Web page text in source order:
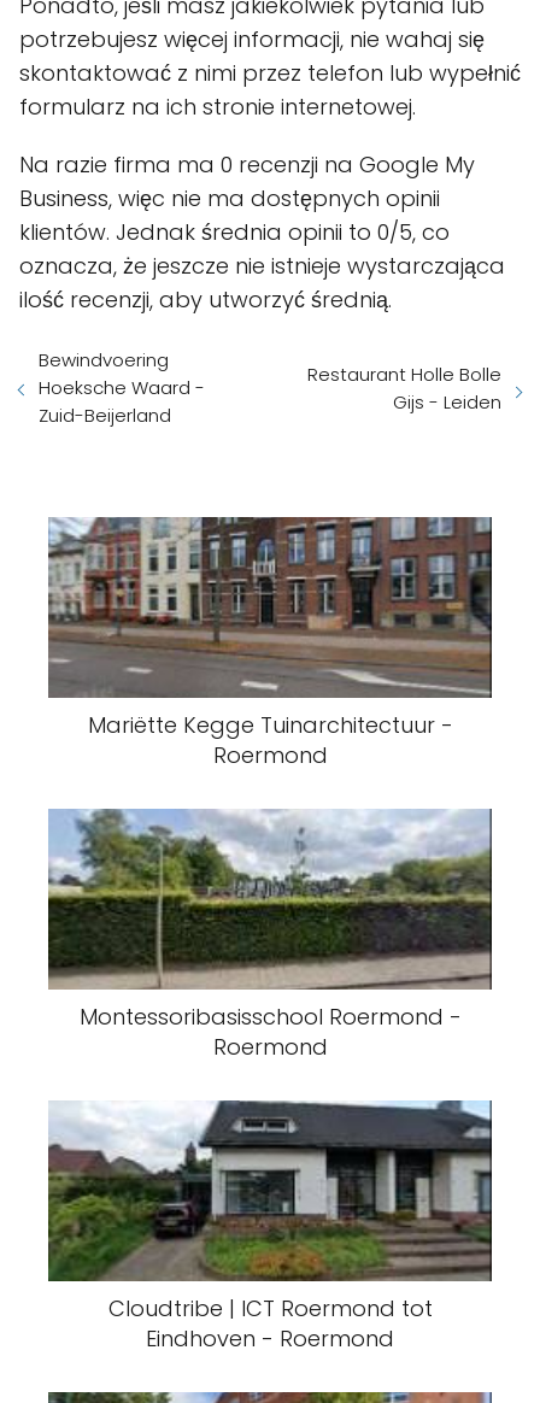
potrzebujesz więcej informacji, nie wahaj się
skontaktować z nimi przez telefon lub wypełnić
formularz na ich stronie internetowej.
Na razie firma ma 0 recenzji na Google My
Business, więc nie ma dostępnych opinii
klientów. Jednak średnia opinii to 0/5, co
oznacza, że jeszcze nie istnieje wystarczająca
ilość recenzji, aby utworzyć średnią.
Bewindvoering
Hoeksche Waard -
Zuid-Beijerland
Restaurant Holle Bolle
Gijs - Leiden
Mariëtte Kegge Tuinarchitectuur -
Roermond
Montessoribasisschool Roermond -
Roermond
Cloudtribe | ICT Roermond tot
Eindhoven - Roermond